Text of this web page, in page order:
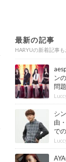
最新の記事
HARYUの新着記事も
ン
問
シ
由
で